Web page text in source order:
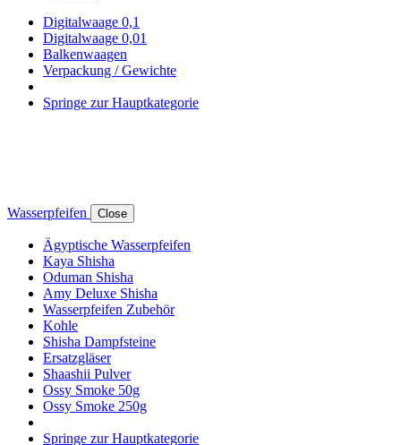
Digitalwaage 0,1
Digitalwaage 0,01
Balkenwaagen
Verpackung / Gewichte
Springe zur Hauptkategorie
Wasserpfeifen Close
Ägyptische Wasserpfeifen
Kaya Shisha
Oduman Shisha
Amy Deluxe Shisha
Wasserpfeifen Zubehör
Kohle
Shisha Dampfsteine
Ersatzgläser
Shaashii Pulver
Ossy Smoke 50g
Ossy Smoke 250g
Springe zur Hauptkategorie